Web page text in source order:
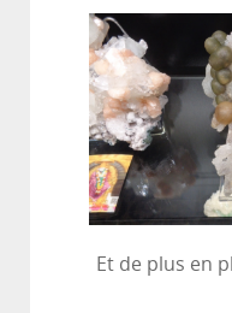
Et de plus en